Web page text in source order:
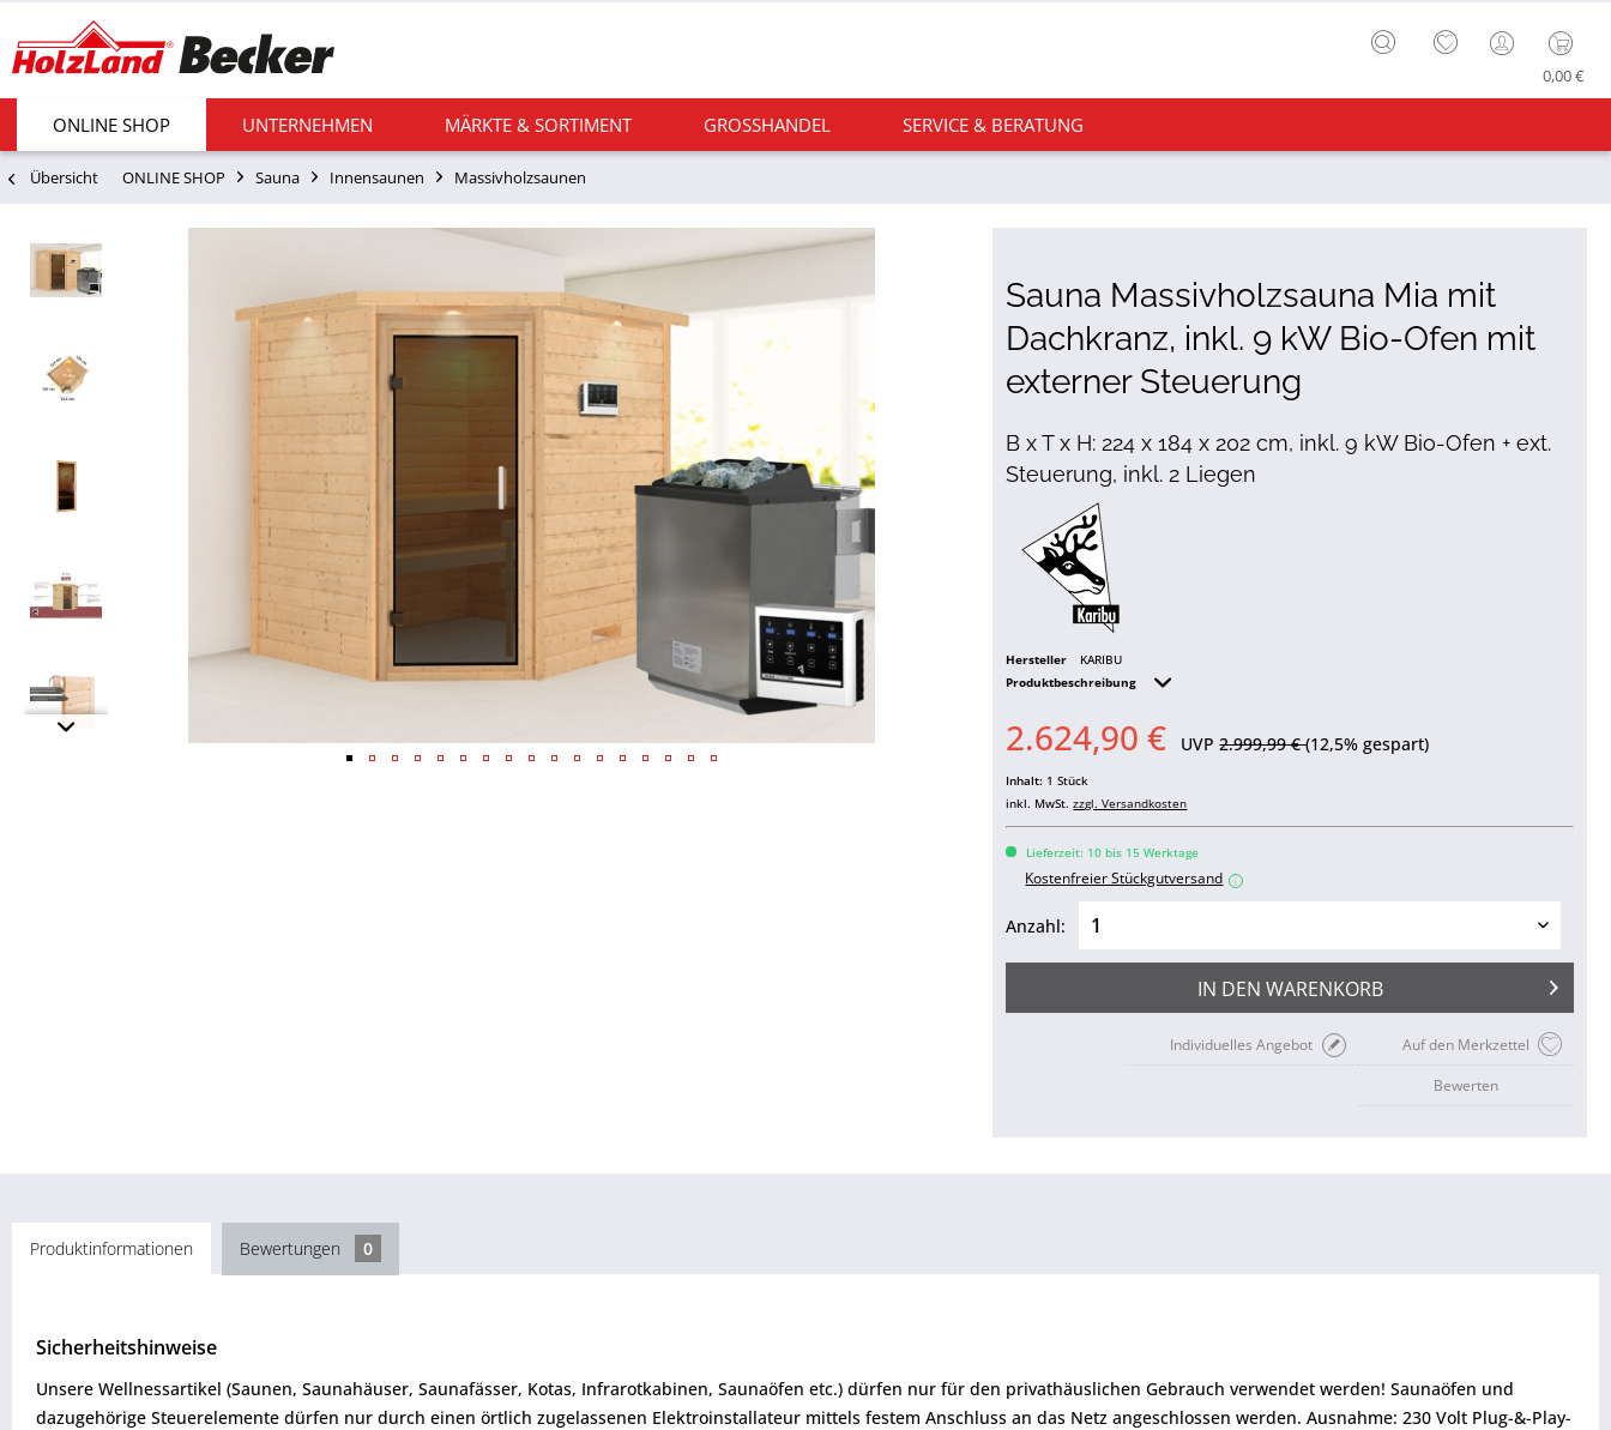
0,00 €
ONLINE SHOP UNTERNEHMEN MÄRKTE & SORTIMENT GROSSHANDEL SERVICE & BERATUNG
Übersicht ONLINE SHOP Sauna Innensaunen Massivholzsaunen
Sauna Massivholzsauna Mia mit
Dachkranz, inkl. 9 kW Bio-Ofen mit
externer Steuerung
B x T x H: 224 x 184 x 202 cm, inkl. 9 kW Bio-Ofen + ext.
Steuerung, inkl. 2 Liegen
Hersteller
KARIBU
Produktbeschreibung
2.624,90 € UVP2.999,99 €(12,5% gespart)
Inhalt: 1 Stück
inkl. MwSt.zzgl. Versandkosten
Lieferzeit: 10 bis 15 Werktage
Kostenfreier Stückgutversand i
Anzahl:
IN DEN WARENKORB
Auf den Merkzettel
Individuelles Angebot
Bewerten
Produktinformationen Bewertungen 0
Sicherheitshinweise
Unsere Wellnessartikel (Saunen, Saunahäuser, Saunafässer, Kotas, Infrarotkabinen, Saunaöfen etc.) dürfen nur für den privathäuslichen Gebrauch verwendet werden! Saunaöfen und
dazugehörige Steuerelemente dürfen nur durch einen örtlich zugelassenen Elektroinstallateur mittels festem Anschluss an das Netz angeschlossen werden. Ausnahme: 230 Volt Plug-&-Play-